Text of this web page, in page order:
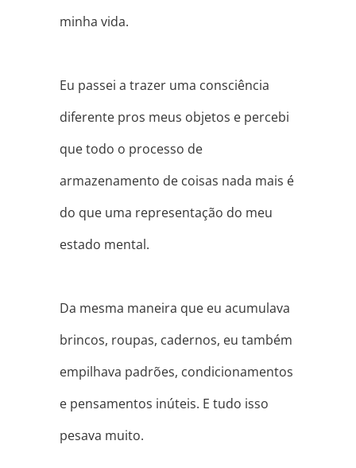
minha vida.
Eu passei a trazer uma consciência
diferente pros meus objetos e percebi
que todo o processo de
armazenamento de coisas nada mais é
do que uma representação do meu
estado mental.
Da mesma maneira que eu acumulava
brincos, roupas, cadernos, eu também
empilhava padrões, condicionamentos
e pensamentos inúteis. E tudo isso
pesava muito.